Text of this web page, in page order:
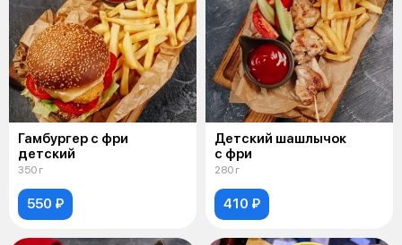
Гамбургер с фри
детский
350 г
550 ₽
Детский шашлычок
с фри
280 г
410 ₽